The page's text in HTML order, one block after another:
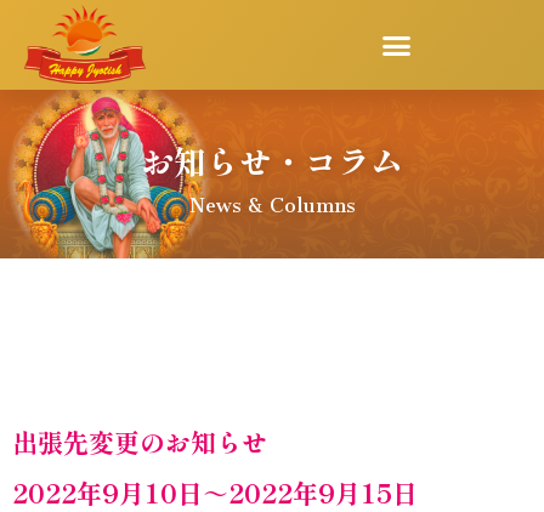
お知らせ・コラム
News & Columns
出張先変更のお知らせ
2022年9月10日～2022年9月15日